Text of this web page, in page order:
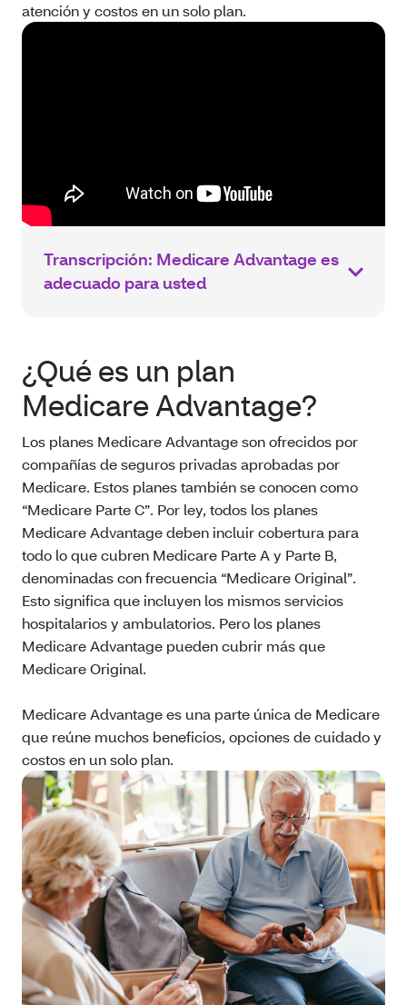
Transcripción: Medicare Advantage es
adecuado para usted
atención y costos en un solo plan.
¿Qué es un plan
Medicare Advantage?
Los planes Medicare Advantage son ofrecidos por
compañías de seguros privadas aprobadas por
Medicare. Estos planes también se conocen como
“Medicare Parte C”. Por ley, todos los planes
Medicare Advantage deben incluir cobertura para
todo lo que cubren Medicare Parte A y Parte B,
denominadas con frecuencia “Medicare Original”.
Esto significa que incluyen los mismos servicios
hospitalarios y ambulatorios. Pero los planes
Medicare Advantage pueden cubrir más que
Medicare Original.
Medicare Advantage es una parte única de Medicare
que reúne muchos beneficios, opciones de cuidado y
costos en un solo plan.